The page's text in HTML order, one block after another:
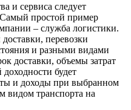
и сервиса следует
Самый простой пример
– служба логистики.
перевозки
и разными видами
доставки, объемы затрат
будет
и доходы при выбранном
видом транспорта на